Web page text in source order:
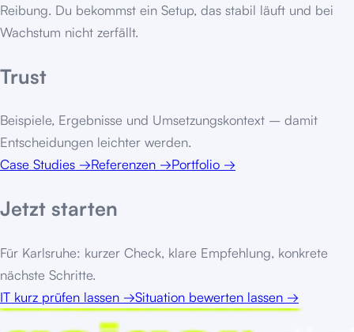
Reibung. Du bekommst ein Setup, das stabil läuft und bei
Wachstum nicht zerfällt.
Trust
Beispiele, Ergebnisse und Umsetzungskontext – damit
Entscheidungen leichter werden.
Case Studies →Referenzen →Portfolio →
Jetzt starten
Für Karlsruhe: kurzer Check, klare Empfehlung, konkrete
nächste Schritte.
IT kurz prüfen lassen →Situation bewerten lassen →